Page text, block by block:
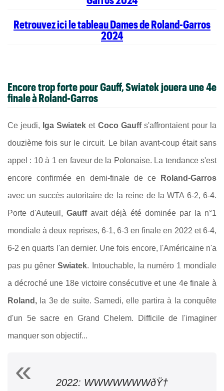
Retrouvez ici le tableau Dames de Roland-Garros
2024
Encore trop forte pour Gauff, Swiatek jouera une 4e
finale à Roland-Garros
Ce jeudi, Iga Swiatek et Coco Gauff s'affrontaient pour la
douzième fois sur le circuit. Le bilan avant-coup était sans
appel : 10 à 1 en faveur de la Polonaise. La tendance s'est
encore confirmée en demi-finale de ce Roland-Garros
avec un succès autoritaire de la reine de la WTA 6-2, 6-4.
Porte d'Auteuil,Gauffavait déjà été dominée par la n°1
mondiale à deux reprises, 6-1, 6-3 en finale en 2022 et 6-4,
6-2 en quarts l'an dernier. Une fois encore, l'Américaine n'a
pas pu gênerSwiatek. Intouchable, la numéro 1 mondiale
a décroché une 18e victoire consécutive et une 4e finale à
Roland, la 3e de suite. Samedi, elle partira à la conquête
d'un 5e sacre en Grand Chelem. Difficile de l'imaginer
manquer son objectif...
2022: WWWWWWWðŸ†